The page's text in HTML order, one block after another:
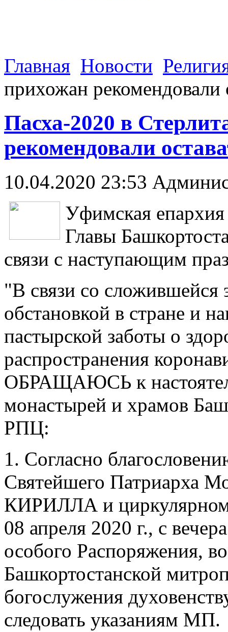
Главная Новости
прихожан рекомендовали
Пасха-2020 в
рекомендовали
10.04.2020 23:53
Уфимская епархия
Главы
связи с наступающим
"В связи со сложившейся
обстановкой в стране и
пастырской заботы о
распространения
ОБРАЩАЮСЬ к
монастырей и храмов
РПЦ:
1. Согласно
Святейшего Патриарха
КИРИЛЛА и
08 апреля 2020 г., с
особого Распоряжения,
Башкортостанской
богослужения
следовать указаниям МП.